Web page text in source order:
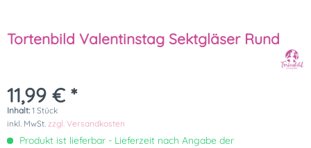
Tortenbild Valentinstag Sektgläser Rund
11,99 € *
Inhalt: 1 Stück
inkl. MwSt. zzgl. Versandkosten
Produkt ist lieferbar - Lieferzeit nach Angabe der